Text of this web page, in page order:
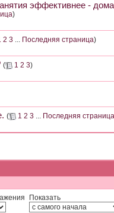
эффективнее -
)
2 3 ... Последняя страница)
( 1 2 3)
( 1 2 3 ... Последняя страница
Показать